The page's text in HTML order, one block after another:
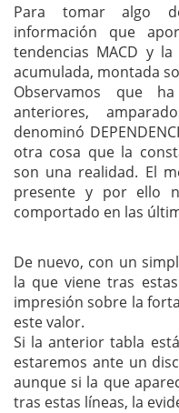
Para tomar algo
información que
tendencias MACD y
acumulada, montada
Observamos que
anteriores,
denominó
otra cosa que la
son una realidad. El
presente y por ello
comportado en las
De nuevo, con un
la que viene tras
impresión sobre la
este valor.
Si la anterior tabla
estaremos ante un
aunque si la que
tras estas líneas, la